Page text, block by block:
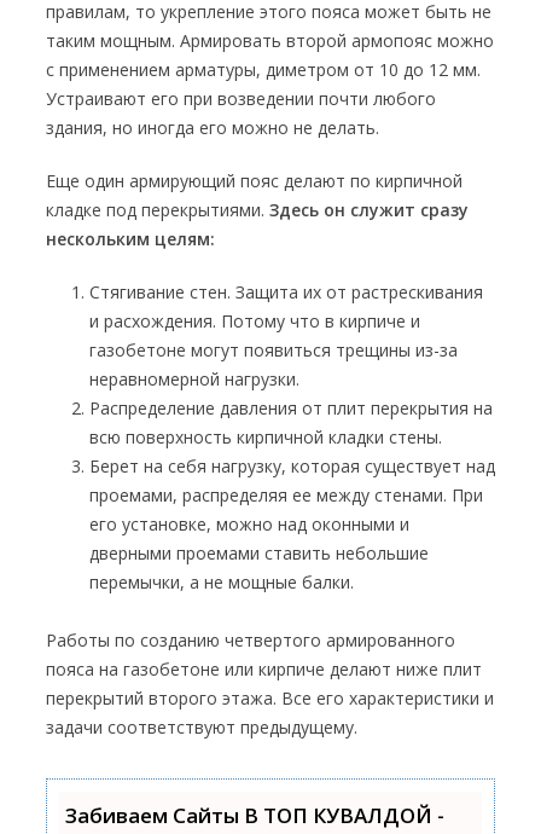
правилам, то укрепление этого пояса может быть не
таким мощным. Армировать второй армопояс можно
с применением арматуры, диметром от 10 до 12 мм.
Устраивают его при возведении почти любого
здания, но иногда его можно не делать.
Еще один армирующий пояс делают по кирпичной
кладке под перекрытиями. Здесь он служит сразу
нескольким целям:
Стягивание стен. Защита их от растрескивания
и расхождения. Потому что в кирпиче и
газобетоне могут появиться трещины из-за
неравномерной нагрузки.
Распределение давления от плит перекрытия на
всю поверхность кирпичной кладки стены.
Берет на себя нагрузку, которая существует над
проемами, распределяя ее между стенами. При
его установке, можно над оконными и
дверными проемами ставить небольшие
перемычки, а не мощные балки.
Работы по созданию четвертого армированного
пояса на газобетоне или кирпиче делают ниже плит
перекрытий второго этажа. Все его характеристики и
задачи соответствуют предыдущему.
Забиваем Сайты В ТОП КУВАЛДОЙ -